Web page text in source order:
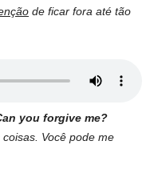
de ficar fora até tão
you forgive me?
Você pode me